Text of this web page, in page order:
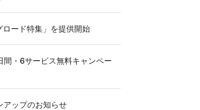
ード特集」を提供開始
・6サービス無料キャンペー
ップのお知らせ